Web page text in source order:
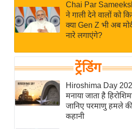
News in
Hindi
Hindi
News
Hindi
जगत
विशेषज्ञ
बजट
खेल
क्रिकेट
IPL
Chai Par
ने गाली देने वालों को
क्या Gen Z भी अब
नारे लगाएंगे?
ट्रेंडिंग
Hiroshima Day
मनाया जाता है
जानिए परमाणु हमले
कहानी